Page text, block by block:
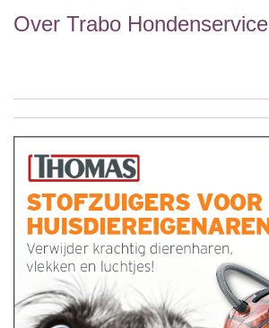
Over Trabo Hondenservice